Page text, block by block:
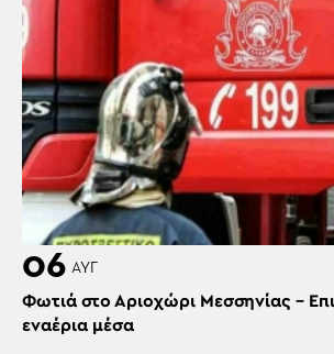
06 ΑΥΓ
Φωτιά στο Αριοχώρι Μεσσηνίας –
εναέρια μέσα